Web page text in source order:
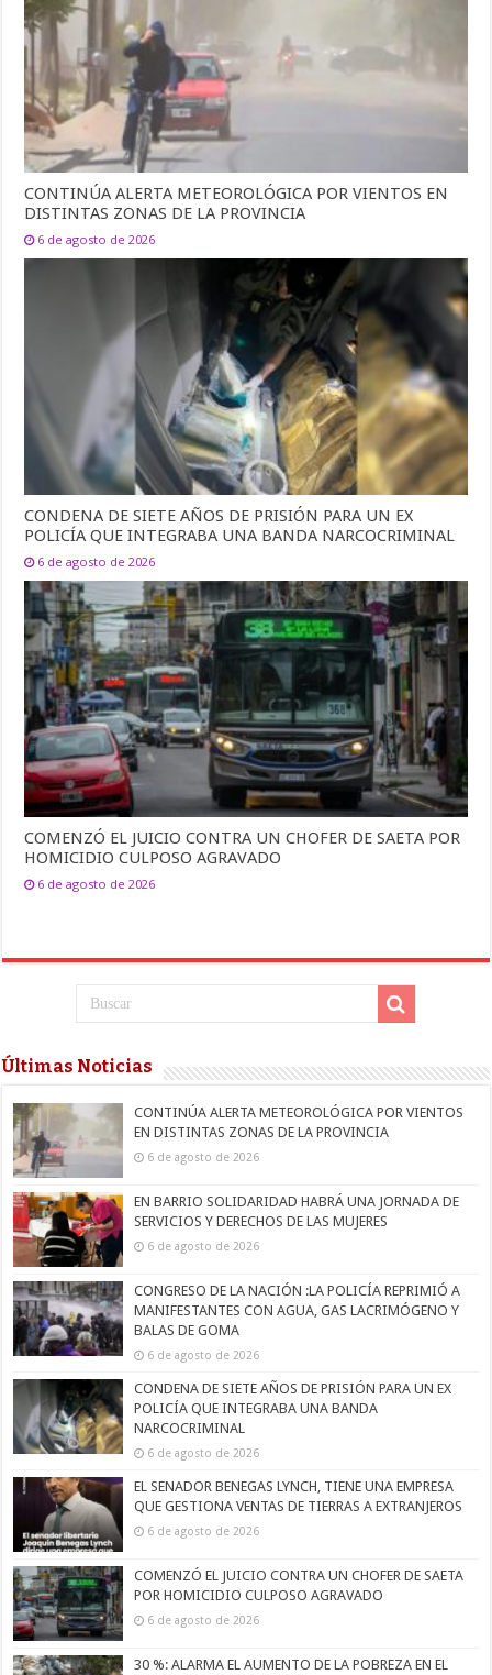
CONTINÚA ALERTA METEOROLÓGICA POR VIENTOS EN
DISTINTAS ZONAS DE LA PROVINCIA
6 de agosto de 2026
CONDENA DE SIETE AÑOS DE PRISIÓN PARA UN EX
POLICÍA QUE INTEGRABA UNA BANDA NARCOCRIMINAL
6 de agosto de 2026
COMENZÓ EL JUICIO CONTRA UN CHOFER DE SAETA POR
HOMICIDIO CULPOSO AGRAVADO
6 de agosto de 2026
Últimas Noticias
CONTINÚA ALERTA METEOROLÓGICA POR VIENTOS
EN DISTINTAS ZONAS DE LA PROVINCIA
6 de agosto de 2026
EN BARRIO SOLIDARIDAD HABRÁ UNA JORNADA DE
SERVICIOS Y DERECHOS DE LAS MUJERES
6 de agosto de 2026
CONGRESO DE LA NACIÓN :LA POLICÍA REPRIMIÓ A
MANIFESTANTES CON AGUA, GAS LACRIMÓGENO Y
BALAS DE GOMA
6 de agosto de 2026
CONDENA DE SIETE AÑOS DE PRISIÓN PARA UN EX
POLICÍA QUE INTEGRABA UNA BANDA
NARCOCRIMINAL
6 de agosto de 2026
EL SENADOR BENEGAS LYNCH, TIENE UNA EMPRESA
QUE GESTIONA VENTAS DE TIERRAS A EXTRANJEROS
6 de agosto de 2026
COMENZÓ EL JUICIO CONTRA UN CHOFER DE SAETA
POR HOMICIDIO CULPOSO AGRAVADO
6 de agosto de 2026
30 %: ALARMA EL AUMENTO DE LA POBREZA EN EL